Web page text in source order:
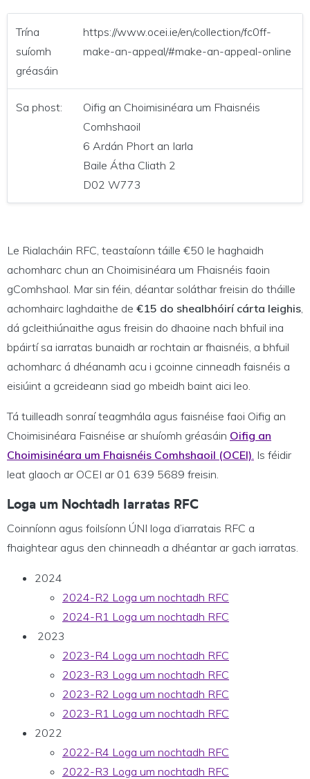
Trína
suíomh
gréasáin
https://www.ocei.ie/en/collection/fc0ff-
make-an-appeal/#make-an-appeal-online
Sa phost:
Oifig an Choimisinéara um Fhaisnéis
Comhshaoil
6 Ardán Phort an Iarla
Baile Átha Cliath 2
D02 W773
Le Rialacháin RFC, teastaíonn táille €50 le haghaidh
achomharc chun an Choimisinéara um Fhaisnéis faoin
gComhshaol. Mar sin féin, déantar soláthar freisin do tháille
achomhairc laghdaithe de €15 do shealbhóirí cárta leighis
dá gcleithiúnaithe agus freisin do dhaoine nach bhfuil ina
bpáirtí sa iarratas bunaidh ar rochtain ar fhaisnéis, a bhfuil
achomharc á dhéanamh acu i gcoinne cinneadh faisnéis a
eisiúint a gcreideann siad go mbeidh baint aici leo.
Tá tuilleadh sonraí teagmhála agus faisnéise faoi Oifig an
Choimisinéara Faisnéise ar shuíomh gréasáin Oifig an
Choimisinéara um Fhaisnéis Comhshaoil (OCEI) Is féidir
leat glaoch ar OCEI ar 01 639 5689 freisin.
Loga um Nochtadh Iarratas RFC
Coinníonn agus foilsíonn ÚNI loga d’iarratais RFC a
fhaightear agus den chinneadh a dhéantar ar gach iarratas.
2024
2024-R2 Loga um nochtadh RFC
2024-R1 Loga um nochtadh RFC
2023
2023-R4 Loga um nochtadh RFC
2023-R3 Loga um nochtadh RFC
2023-R2 Loga um nochtadh RFC
2023-R1 Loga um nochtadh RFC
2022
2022-R4 Loga um nochtadh RFC
2022-R3 Loga um nochtadh RFC